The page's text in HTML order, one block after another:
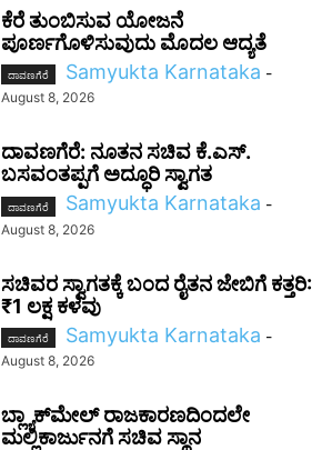
ಕೆರೆ ತುಂಬಿಸುವ ಯೋಜನೆ
ಪೂರ್ಣಗೊಳಿಸುವುದು ಮೊದಲ ಆದ್ಯತೆ
ದಾವಣಗೆರೆ Samyukta Karnataka -
August 8, 2026
ದಾವಣಗೆರೆ: ನೂತನ ಸಚಿವ ಕೆ.ಎಸ್.
ಬಸವಂತಪ್ಪಗೆ ಅದ್ಧೂರಿ ಸ್ವಾಗತ
ದಾವಣಗೆರೆ Samyukta Karnataka -
August 8, 2026
ಸಚಿವರ ಸ್ವಾಗತಕ್ಕೆ ಬಂದ ರೈತನ ಜೇಬಿಗೆ ಕತ್ತರಿ:
₹1 ಲಕ್ಷ ಕಳವು
ದಾವಣಗೆರೆ Samyukta Karnataka -
August 8, 2026
ಬ್ಲ್ಯಾಕ್‌ಮೇಲ್ ರಾಜಕಾರಣದಿಂದಲೇ
ಮಲ್ಲಿಕಾರ್ಜುನಗೆ ಸಚಿವ ಸ್ಥಾನ